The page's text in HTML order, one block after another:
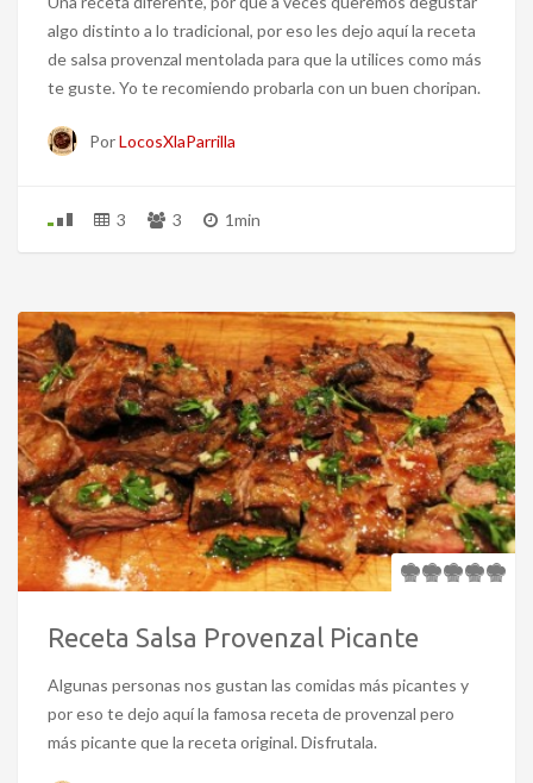
algo distinto a lo tradicional, por eso les dejo aquí la receta
de salsa provenzal mentolada para que la utilices como más
te guste. Yo te recomiendo probarla con un buen choripan.
PorLocosXlaParrilla
3 3 1min
Receta Salsa Provenzal Picante
Algunas personas nos gustan las comidas más picantes y
por eso te dejo aquí la famosa receta de provenzal pero
más picante que la receta original. Disfrutala.